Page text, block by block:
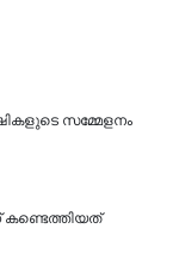
സമ്മേളനം